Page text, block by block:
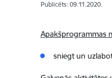
Publicēts: 09.11.2020.
Apakšprogrammas
sniegt un